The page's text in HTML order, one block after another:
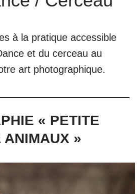
à la pratique accessible
et du cerceau au
art photographique.
« PETITE
ANIMAUX »